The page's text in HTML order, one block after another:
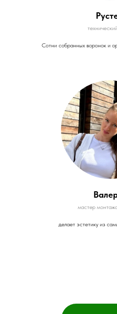
Сотни собранных воронок и
мастер
делает эстетику из